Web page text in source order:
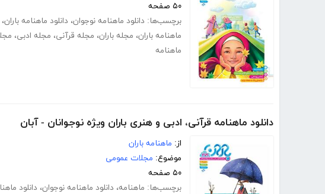
۵۰ صفحه
برچسب‌ها: دانلود ماهنامه نوجوان، دانلود ماهنامه باران،
ماهنامه باران، مجله باران، مجله قرآنی، مجله ادبی،
ماهنامه
دانلود ماهنامه قرآنی، ادبی و هنری باران ویژه نوجوانان - آبان
از: ماهنامه باران
موضوع: مجلات عمومی
۵۰ صفحه
برچسب‌ها: ماهنامه، دانلود ماهنامه نوجوان، دانلود